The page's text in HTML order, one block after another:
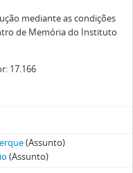
mediante as condições
de Memória do Instituto
17.166
(Assunto)
(Assunto)